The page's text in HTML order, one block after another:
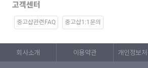
고객센터
중고샵관련FAQ 중고샵1:1문의
회사소개 이용약관 개인정보